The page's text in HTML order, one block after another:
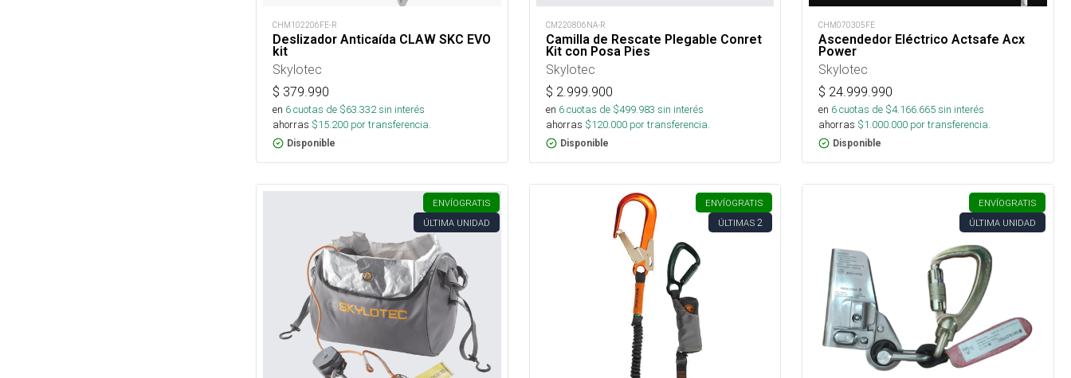
CHM102206FE-R
Deslizador Anticaída CLAW SKC EVO
kit
Skylotec
$ 379.990
en 6cuotas de $63.332sin interés
ahorras $15.200 por transferencia.
Disponible
CM220806NA-R
Camilla de Rescate Plegable Conret
Kit con Posa Pies
Skylotec
$ 2.999.900
en 6cuotas de $499.983 sin interés
ahorras $120.000por transferencia.
Disponible
CHM070305FE
Ascendedor Eléctrico Actsafe Acx
Power
Skylotec
$ 24.999.990
en 6cuotas de $4.166.665sin interés
ahorras $1.000.000 por transferencia.
Disponible
ENVÍOGRATIS
ÚLTIMA UNIDAD
ENVÍOGRATIS
ÚLTIMAS 2
ENVÍOGRATIS
ÚLTIMA UNIDAD